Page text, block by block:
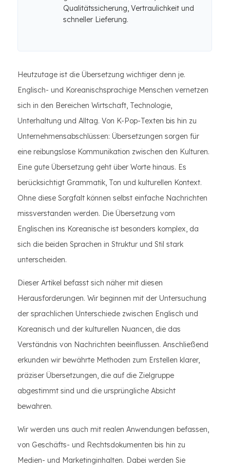
Qualitätssicherung, Vertraulichkeit und
schneller Lieferung.
Heutzutage ist die Übersetzung wichtiger denn je.
Englisch- und Koreanischsprachige Menschen vernetzen
sich in den Bereichen Wirtschaft, Technologie,
Unterhaltung und Alltag. Von K-Pop-Texten bis hin zu
Unternehmensabschlüssen: Übersetzungen sorgen für
eine reibungslose Kommunikation zwischen den Kulturen.
Eine gute Übersetzung geht über Worte hinaus. Es
berücksichtigt Grammatik, Ton und kulturellen Kontext.
Ohne diese Sorgfalt können selbst einfache Nachrichten
missverstanden werden. Die Übersetzung vom
Englischen ins Koreanische ist besonders komplex, da
sich die beiden Sprachen in Struktur und Stil stark
unterscheiden.
Dieser Artikel befasst sich näher mit diesen
Herausforderungen. Wir beginnen mit der Untersuchung
der sprachlichen Unterschiede zwischen Englisch und
Koreanisch und der kulturellen Nuancen, die das
Verständnis von Nachrichten beeinflussen. Anschließend
erkunden wir bewährte Methoden zum Erstellen klarer,
präziser Übersetzungen, die auf die Zielgruppe
abgestimmt sind und die ursprüngliche Absicht
bewahren.
Wir werden uns auch mit realen Anwendungen befassen,
von Geschäfts- und Rechtsdokumenten bis hin zu
Medien- und Marketinginhalten. Dabei werden Sie